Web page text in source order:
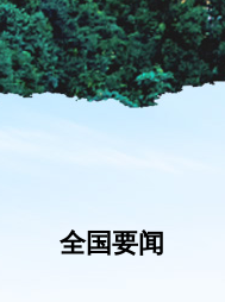
全国要闻